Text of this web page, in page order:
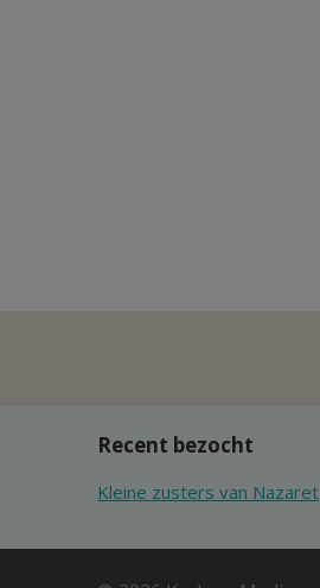
Recent bezocht
Kleine zusters van Nazaret